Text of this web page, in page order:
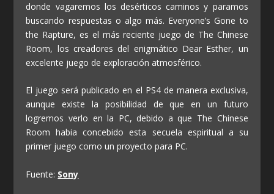
donde vagaremos los desérticos caminos y paramos
buscando respuestas o algo más. Everyone’s Gone to
the Rapture, es el más reciente juego de The Chinese
Room, los creadores del enigmático Dear Esther, un
excelente juego de exploración atmosférico.
El juego será publicado en el PS4 de manera exclusiva,
aunque existe la posibilidad de que en un futuro
logremos verlo en la PC, debido a que The Chinese
Room habia concebido esta secuela espiritual a su
primer juego como un proyecto para PC.
Fuente: Sony